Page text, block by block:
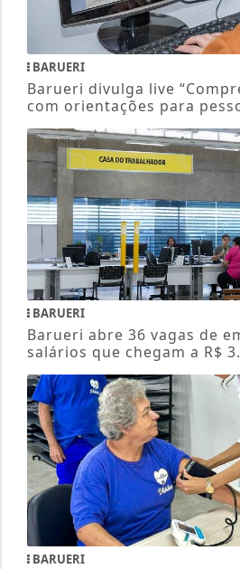
BARUERI
Barueri divulga live
com orientações para
BARUERI
Barueri abre 36 vagas de
salários que chegam a R$
BARUERI